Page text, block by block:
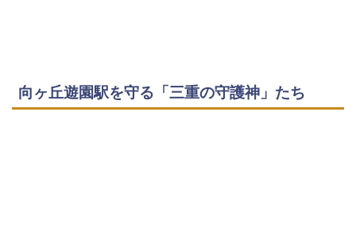
向ヶ丘遊園駅を守る「三重の守護神」たち